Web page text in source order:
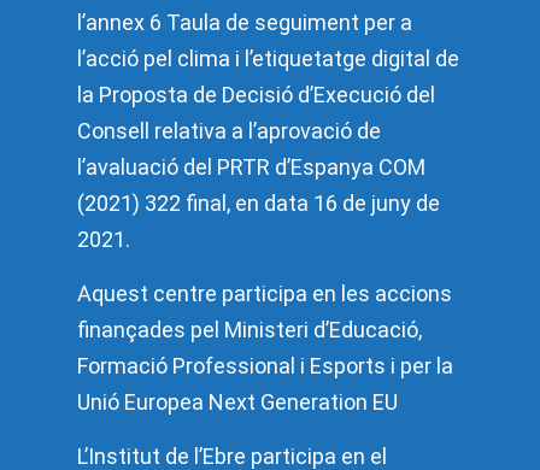
l’annex 6 Taula de seguiment per a
l’acció pel clima i l’etiquetatge digital de
la Proposta de Decisió d’Execució del
Consell relativa a l’aprovació de
l’avaluació del PRTR d’Espanya COM
(2021) 322 final, en data 16 de juny de
2021.
Aquest centre participa en les accions
finançades pel Ministeri d’Educació,
Formació Professional i Esports i per la
Unió Europea Next Generation EU
L’Institut de l’Ebre participa en el